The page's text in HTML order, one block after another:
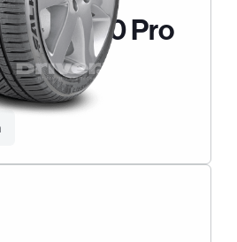
AS220 Pro